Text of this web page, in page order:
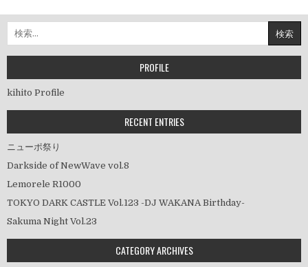
ナ
ビ
ゲ
シ
ョ
索:
PROFILE
kihito Profile
RECENT ENTRIES
ニューポ祭り
Darkside of NewWave vol.8
Lemorele R1000
TOKYO DARK CASTLE Vol.123 -DJ WAKANA Birthday-
Sakuma Night Vol.23
CATEGORY ARCHIVES